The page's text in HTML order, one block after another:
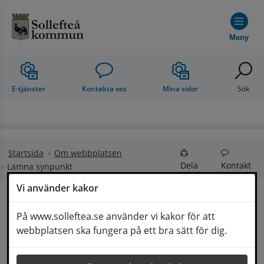
Vi använder kakor
På www.solleftea.se använder vi kakor för att
webbplatsen ska fungera på ett bra sätt för dig.
Meny
E-tjänster Kontakta oss Mina sidor Sök
Startsida
Om webbplatsen
Lämna synpunkt
Dela Kontakt
Lämna synpunkt
Här kan du lämna synpunkter, förslag och